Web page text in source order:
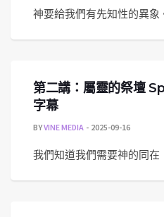
神要給我們有先知性的異
第二講：屬靈的祭壇
字幕
BYVINE MEDIA 2025-09-16
我們知道我們需要神的同